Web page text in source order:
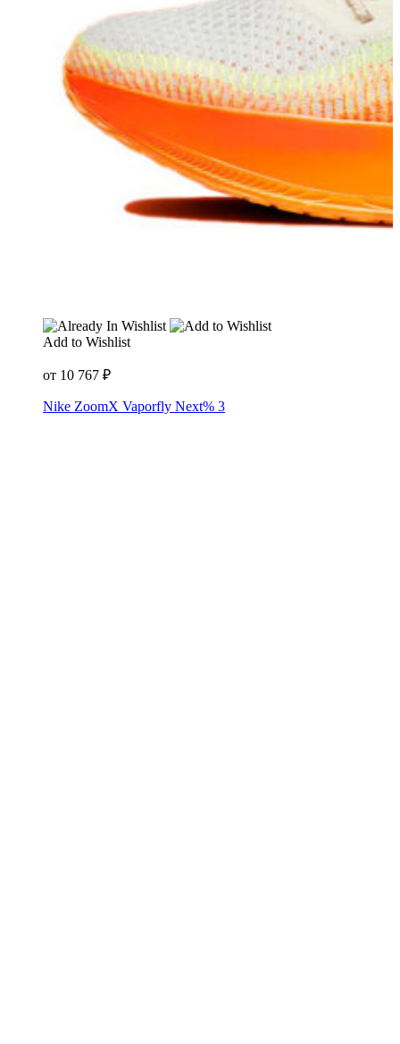
Add to Wishlist
от 10 767 ₽
Nike ZoomX Vaporfly Next% 3